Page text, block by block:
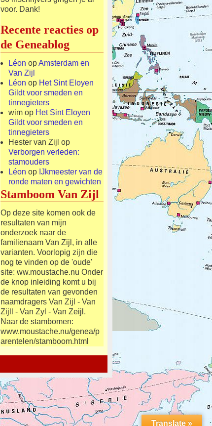
voor. Dank!
Recente reacties op
de Geneablog
Léon opAmsterdam en
Van Zijl
Léon op Het Sint Eloyen
Gildt voor smeden en
tinnegieters
wim op Het Sint Eloyen
Gildt voor smeden en
tinnegieters
Hester van Zijl op
Verborgen verleden:
stamouders
Léon op IJkmeester van de
ronde maten en gewichten
Stamboom Van Zijl
Op deze site komen ook de
resultaten van mijn
onderzoek naar de
familienaam Van Zijl, in alle
varianten. Voorlopig zijn die
nog te vinden op de 'oude'
site: ww.moustache.nu Onder
de knop inleiding komt u bij
de resultaten van gevonden
naamdragers Van Zijl - Van
Zijll - Van Zyl - Van Zeijl.
Naar de stambomen:
www.moustache.nu/genea/p
arentelen/stamboom.html
Translate »